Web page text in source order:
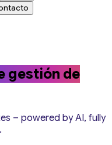
gestión de
– powered by AI, fully